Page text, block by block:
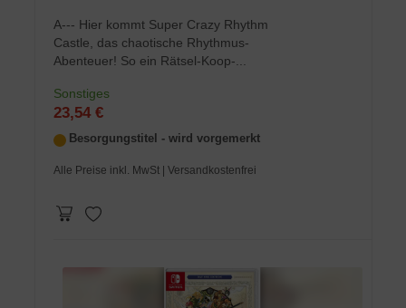
A--- Hier kommt Super Crazy Rhythm
Castle, das chaotische Rhythmus-
Abenteuer! So ein Rätsel-Koop-...
Sonstiges
23,54 €
Besorgungstitel - wird vorgemerkt
Alle Preise inkl. MwSt | Versandkostenfrei